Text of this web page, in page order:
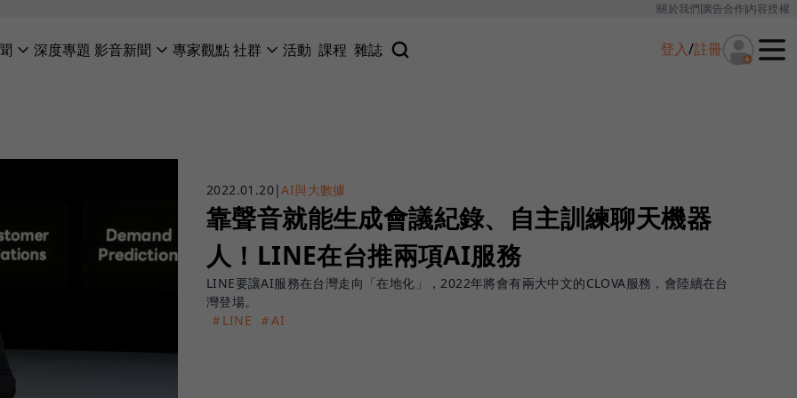
關於我們廣告合作內容授權
深度專題 影音新聞 專家觀點社群 活動 課程 雜誌 登入/註冊
2022.01.20|AI與大數據
靠聲音就能生成會議紀錄、自主訓練聊天機器
人！LINE在台推兩項AI服務
LINE要讓AI服務在台灣走向「在地化」，2022年將會有兩大中文的CLOVA服務，會陸續在台
灣登場。
＃LINE
＃AI